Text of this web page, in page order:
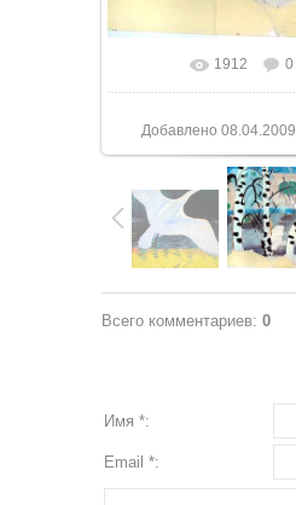
1912 0
Добавлено 08.04.2009
Всего комментариев: 0
Имя *:
Email *: